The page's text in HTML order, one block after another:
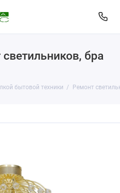
бра
бытовой техники Ремонт